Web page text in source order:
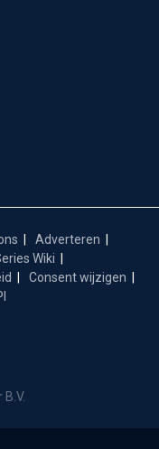
Adverteren
Wiki
Consent wijzigen